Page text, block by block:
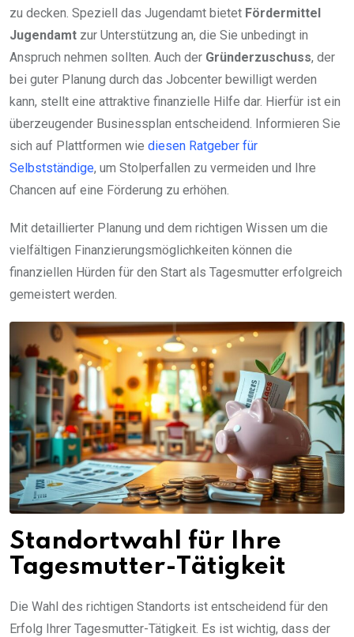
zu decken. Speziell das Jugendamt bietet Fördermittel
Jugendamt zur Unterstützung an, die Sie unbedingt in
Anspruch nehmen sollten. Auch der Gründerzuschuss, der
bei guter Planung durch das Jobcenter bewilligt werden
kann, stellt eine attraktive finanzielle Hilfe dar. Hierfür ist ein
überzeugender Businessplan entscheidend. Informieren Sie
sich auf Plattformen wie diesen Ratgeber für
Selbstständige, um Stolperfallen zu vermeiden und Ihre
Chancen auf eine Förderung zu erhöhen.
Mit detaillierter Planung und dem richtigen Wissen um die
vielfältigen Finanzierungsmöglichkeiten können die
finanziellen Hürden für den Start als Tagesmutter erfolgreich
gemeistert werden.
Standortwahl für Ihre
Tagesmutter-Tätigkeit
Die Wahl des richtigen Standorts ist entscheidend für den
Erfolg Ihrer Tagesmutter-Tätigkeit. Es ist wichtig, dass der